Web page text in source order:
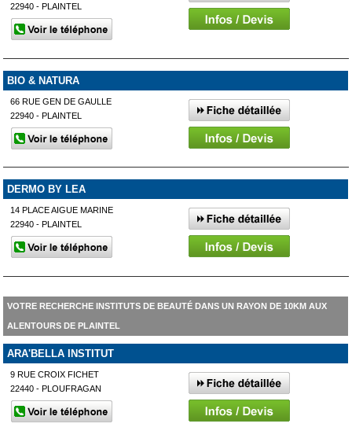
22940 - PLAINTEL
BIO & NATURA
66 RUE GEN DE GAULLE
22940 - PLAINTEL
DERMO BY LEA
14 PLACE AIGUE MARINE
22940 - PLAINTEL
VOTRE RECHERCHE INSTITUTS DE BEAUTÉ DANS UN RAYON DE 10KM AUX
ALENTOURS DE PLAINTEL
ARA'BELLA INSTITUT
9 RUE CROIX FICHET
22440 - PLOUFRAGAN